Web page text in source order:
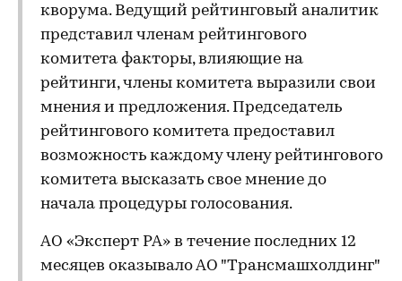
кворума. Ведущий рейтинговый аналитик
представил членам рейтингового
комитета факторы, влияющие на
рейтинги, члены комитета выразили свои
мнения и предложения. Председатель
рейтингового комитета предоставил
возможность каждому члену рейтингового
комитета высказать свое мнение до
начала процедуры голосования.
АО «Эксперт РА» в течение последних 12
месяцев оказывало АО "Трансмашхолдинг"